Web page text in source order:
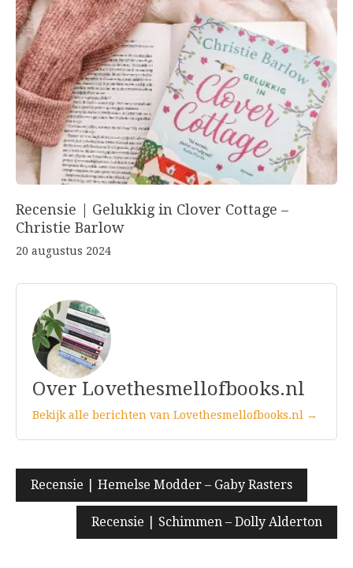
Recensie | Gelukkig in Clover Cottage –
Christie Barlow
20 augustus 2024
Over Lovethesmellofbooks.nl
Bekijk alle berichten van Lovethesmellofbooks.nl →
Bericht
navigatie
Recensie | Hemelse Modder – Gaby Rasters
Recensie | Schimmen – Dolly Alderton